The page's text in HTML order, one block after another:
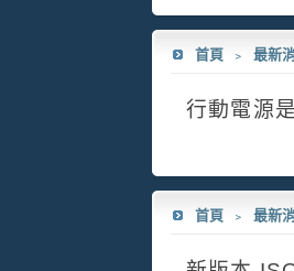
首頁 ﹥ 最新
行動電源
首頁 ﹥ 最新